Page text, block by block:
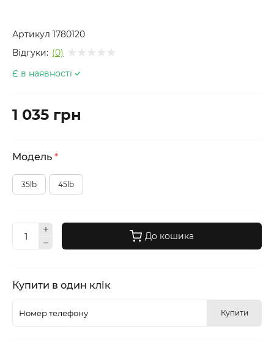
Артикул 1780120
Відгуки: (0)
Є в наявності
1 035 грн
Модель *
35lb 45lb
До кошика
Купити в один клік
Купити